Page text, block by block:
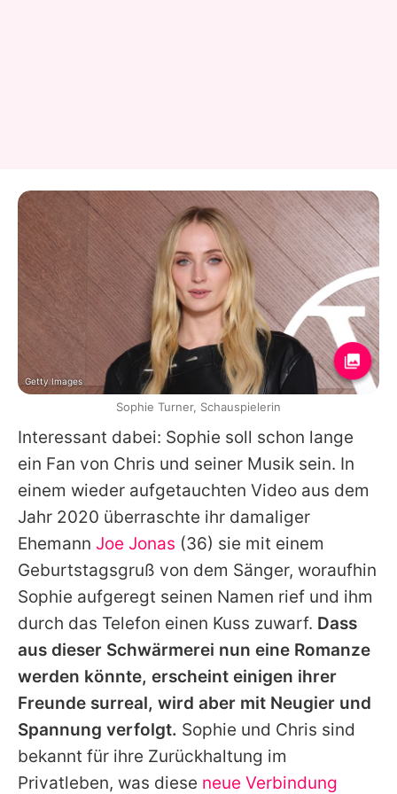
Interessant dabei: Sophie soll schon lange
ein Fan von Chris und seiner Musik sein. In
einem wieder aufgetauchten Video aus dem
Jahr 2020 überraschte ihr damaliger
Ehemann Joe Jonas (36) sie mit einem
Geburtstagsgruß von dem Sänger, woraufhin
Sophie aufgeregt seinen Namen rief und ihm
durch das Telefon einen Kuss zuwarf. Dass
aus dieser Schwärmerei nun eine Romanze
werden könnte, erscheint einigen ihrer
Freunde surreal, wird aber mit Neugier und
Spannung verfolgt. Sophie und Chris sind
bekannt für ihre Zurückhaltung im
Privatleben, was diese neue Verbindung
Getty Images
Sophie Turner, Schauspielerin